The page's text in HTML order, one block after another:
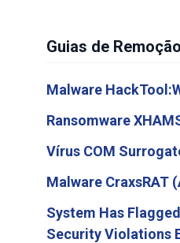
Guias de
Malware
Ransomware
Vírus COM
Malware CraxsRAT
System Has
Security Violations